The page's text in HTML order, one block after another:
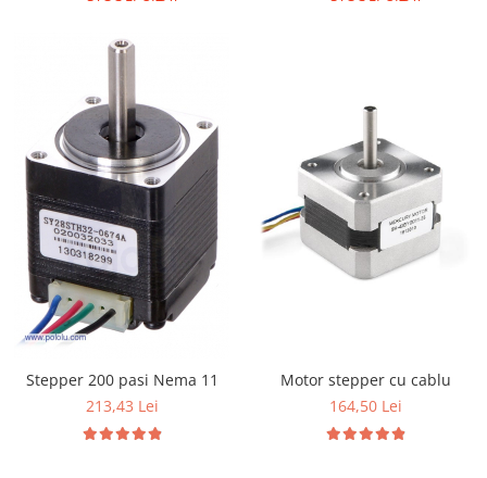
Stepper 200 pasi Nema 11
213,43 Lei
Motor stepper cu cablu
164,50 Lei